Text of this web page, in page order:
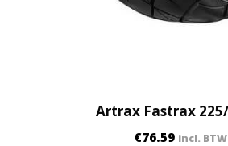
Artrax Fastrax
€76.59 incl. BTW